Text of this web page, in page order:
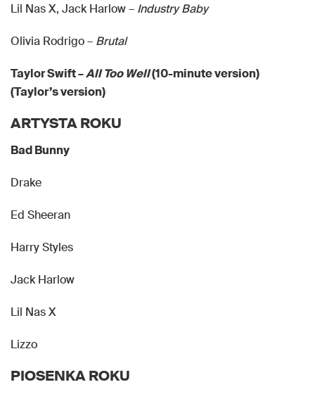
Lil Nas X, Jack Harlow – Industry Baby
Olivia Rodrigo – Brutal
Taylor Swift –All Too Well(10-minute version)
(Taylor’s version)
ARTYSTA ROKU
Bad Bunny
Drake
Ed Sheeran
Harry Styles
Jack Harlow
Lil Nas X
Lizzo
PIOSENKA ROKU